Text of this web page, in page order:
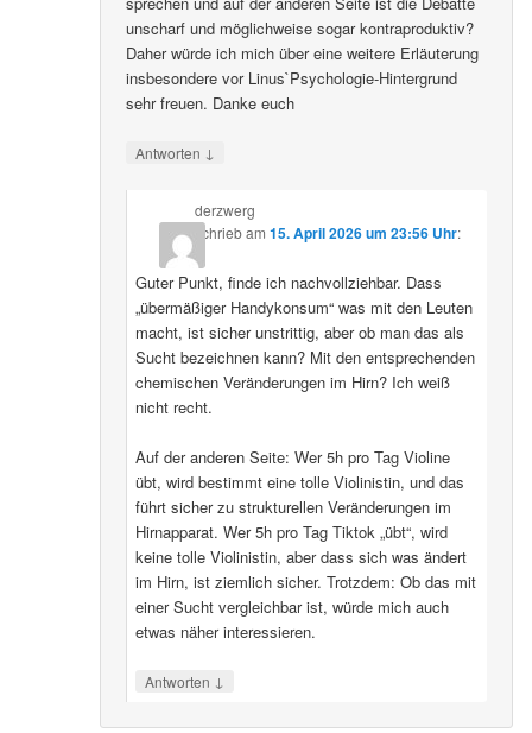
unscharf und möglichweise sogar kontraproduktiv?
Daher würde ich mich über eine weitere Erläuterung
insbesondere vor Linus`Psychologie-Hintergrund
sehr freuen. Danke euch
Antworten ↓
derzwerg
schriebam 15. April 2026 um 23:56 Uhr:
Guter Punkt, finde ich nachvollziehbar. Dass
„übermäßiger Handykonsum“ was mit den Leuten
macht, ist sicher unstrittig, aber ob man das als
Sucht bezeichnen kann? Mit den entsprechenden
chemischen Veränderungen im Hirn? Ich weiß
nicht recht.
Auf der anderen Seite: Wer 5h pro Tag Violine
übt, wird bestimmt eine tolle Violinistin, und das
führt sicher zu strukturellen Veränderungen im
Hirnapparat. Wer 5h pro Tag Tiktok „übt“, wird
keine tolle Violinistin, aber dass sich was ändert
im Hirn, ist ziemlich sicher. Trotzdem: Ob das mit
einer Sucht vergleichbar ist, würde mich auch
etwas näher interessieren.
Antworten ↓